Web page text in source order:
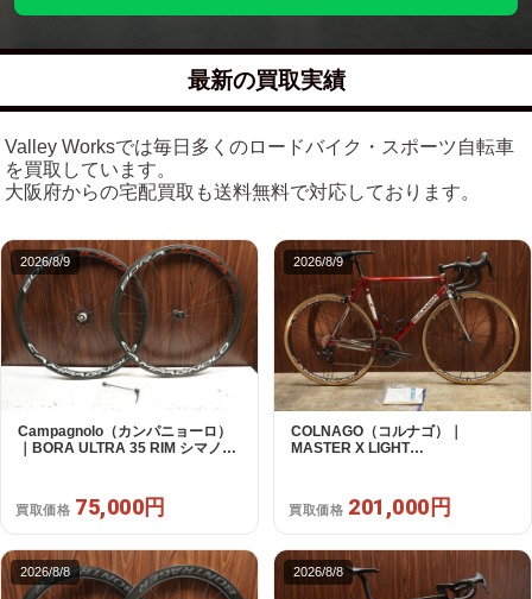
最新の買取実績
Valley Worksでは毎日多くのロードバイク・スポーツ自転車
を買取しています。
大阪府からの宅配買取も送料無料で対応しております。
2026/8/9
Campagnolo（カンパニョーロ）
｜BORA ULTRA 35 RIM シマノフ
買取価格 75,000円
2026/8/9
COLNAGO（コルナゴ）｜
MASTER X LIGHT
年｜美品｜買取金額 201,000円
買取価格 201,000円
2026/8/8 2026/8/8